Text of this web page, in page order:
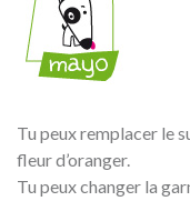
Tu peux remplacer le
fleur d’oranger.
Tu peux changer la